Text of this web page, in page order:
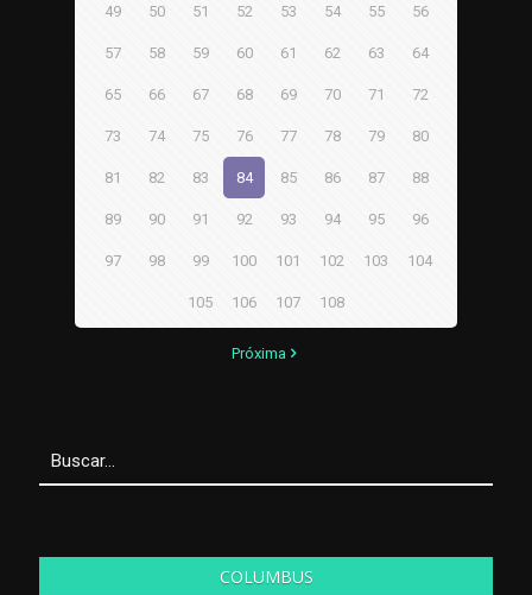
49 50 51 52 53 54 55 56
57 58 59 60 61 62 63 64
65 66 67 68 69 70 71 72
73 74 75 76 77 78 79 80
81 82 83 84 85 86 87 88
89 90 91 92 93 94 95 96
97 98 99 100 101 102 103 104
105 106 107 108
Próxima
COLUMBUS